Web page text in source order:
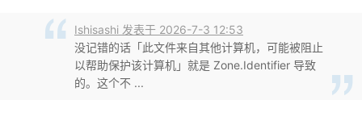
Ishisashi 发表于 2026-7-3 12:53
没记错的话「此文件来自其他计算机，可能被阻止
以帮助保护该计算机」就是 Zone.Identifier 导致
的。这个不 ...